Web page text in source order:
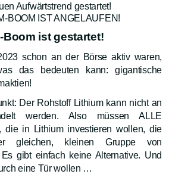
Aufwärtstrend gestartet!
BOOM IST ANGELAUFEN!
Boom ist gestartet!
schon an der Börse aktiv waren,
das bedeuten kann: gigantische
Der Rohstoff Lithium kann nicht an
werden. Also müssen ALLE
die in Lithium investieren wollen, die
gleichen, kleinen Gruppe von
gibt einfach keine Alternative. Und
eine Tür wollen …